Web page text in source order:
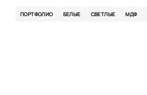
ПОРТФОЛИО БЕЛЫЕ СВЕТЛЫЕ МДФ